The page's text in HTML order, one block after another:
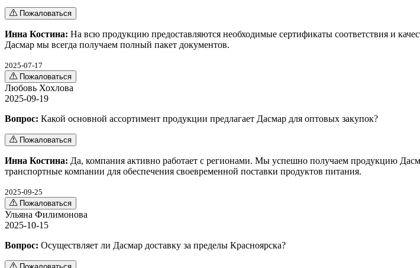
Пожаловаться
Инна Костина: На всю продукцию предоставляются необходимые сертификаты соответствия и
Дасмар мы всегда получаем полный пакет документов.
2025-07-17
Пожаловаться
Любовь Хохлова
2025-09-19
Вопрос: Какой основной ассортимент продукции предлагает Дасмар для оптовых закупок?
Пожаловаться
Инна Костина: Да, компания активно работает с регионами. Мы успешно получаем продукцию
транспортные компании для обеспечения своевременной поставки продуктов питания.
2025-09-25
Пожаловаться
Ульяна Филимонова
2025-10-15
Вопрос: Осуществляет ли Дасмар доставку за пределы Красноярска?